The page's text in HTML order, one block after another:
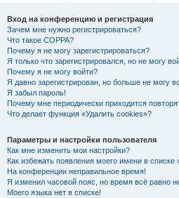
Вход на конференцию и регистрация
Зачем мне нужно регистрироваться?
Что такое COPPA?
Почему я не могу зарегистрироваться?
Я только что зарегистрировался, но не могу
Почему я не могу войти?
Я давно зарегистрирован, но больше не могу
Я забыл пароль!
Почему мне периодически приходится
Что делает функция «Удалить cookies»?
Параметры и настройки пользователя
Как мне изменить мои настройки?
Как избежать появления моего имени в
На конференции неправильное время!
Я изменил часовой пояс, но время всё равно
Моего языка нет в списке!